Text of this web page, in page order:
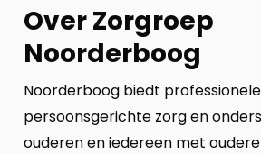
Over Zorgroep
Noorderboog
Noorderboog biedt
persoonsgerichte zorg en
ouderen en iedereen met